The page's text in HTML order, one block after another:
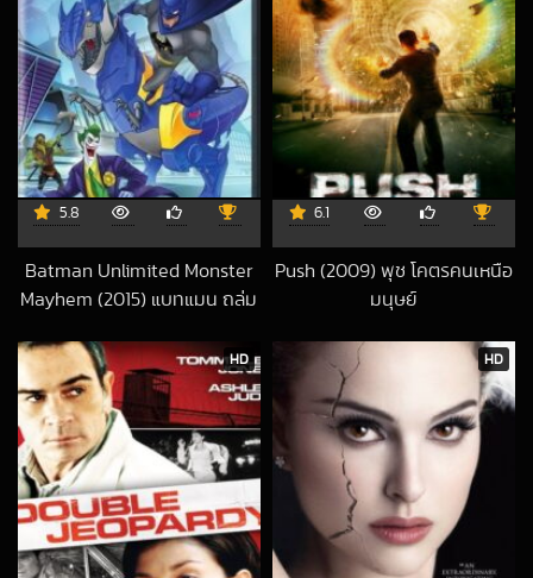
5.8
Batman Unlimited Monster
Mayhem (2015) แบทแมน ถล่ม
2018-09-06 UTC
6.1
Push (2009) พุช โคตรคนเหนือ
มนุษย์
HD HD